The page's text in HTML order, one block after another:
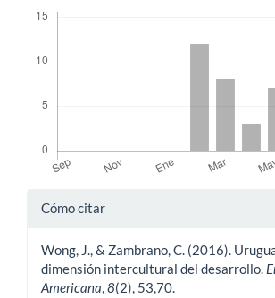
Detalles
artículo
Cómo citar
Wong, J., & Zambrano, C. (2016).
dimensión intercultural del desarrollo.
Americana,8(2), 53,70.